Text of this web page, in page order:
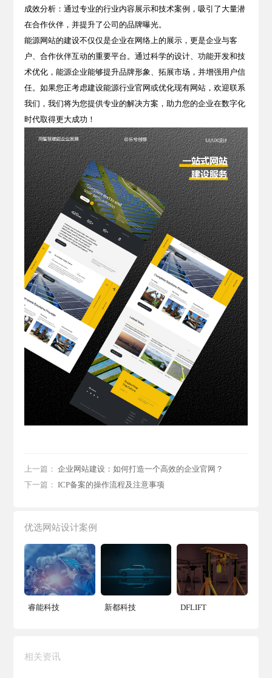
成效分析 ：通过专业的行业内容展示和技术案例，吸引了大量潜
在合作伙伴，并提升了公司的品牌曝光。
能源网站的建设不仅仅是企业在网络上的展示，更是企业与客
户、合作伙伴互动的重要平台。通过科学的设计、功能开发和技
术优化，能源企业能够提升品牌形象 、拓展市场 ，并增强用户信
任。如果您正考虑建设能源行业官网或优化现有网站，欢迎联系
我们，我们将为您提供专业的解决方案，助力您的企业在数字化
时代取得更大成功！
上一篇：企业网站建设：如何打造一个高效的企业官网？
下一篇：ICP备案的操作流程及注意事项
优选网站设计案例
睿能科技 新都科技 DFLIFT
相关资讯